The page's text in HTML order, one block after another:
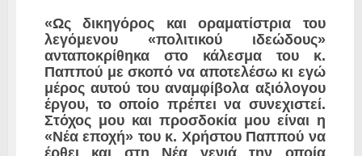
«Ως δικηγόρος και οραματίστρια του
λεγόμενου «πολιτικού ιδεώδους»
ανταποκρίθηκα στο κάλεσμα του κ.
Παππού με σκοπό να αποτελέσω κι εγώ
μέρος αυτού του αναμφίβολα αξιόλογου
έργου, το οποίο πρέπει να συνεχιστεί.
Στόχος μου και προσδοκία μου είναι η
«Νέα εποχή» του κ. Χρήστου Παππού να
έρθει και στη Νέα γενιά την οποία